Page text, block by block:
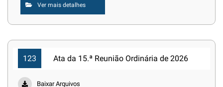
Ver mais detalhes
123 Ata da 15.ª Reunião Ordinária de 2026
Baixar Arquivos